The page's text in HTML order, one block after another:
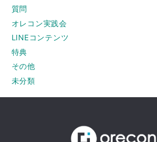
質問
オレコン実践会
LINEコンテンツ
特典
その他
未分類